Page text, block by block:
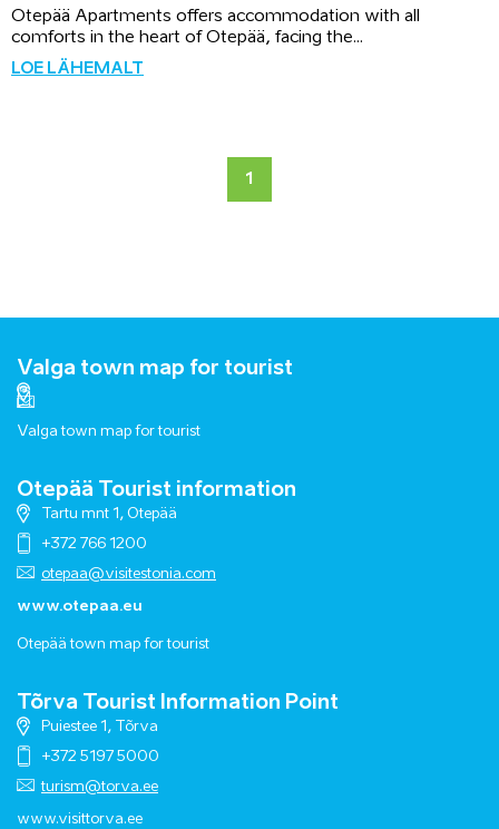
Otepää Apartments offers accommodation with all
comforts in the heart of Otepää, facing the...
LOE LÄHEMALT
1
Valga town map for tourist
Valga town map for tourist
Otepää Tourist information
Tartu mnt 1, Otepää
+372 766 1200
otepaa@visitestonia.com
www.otepaa.eu
Otepää town map for tourist
Tõrva Tourist Information Point
Puiestee 1, Tõrva
+372 5197 5000
turism@torva.ee
www.visittorva.ee